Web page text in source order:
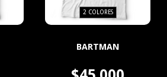
2 COLORES
BARTMAN